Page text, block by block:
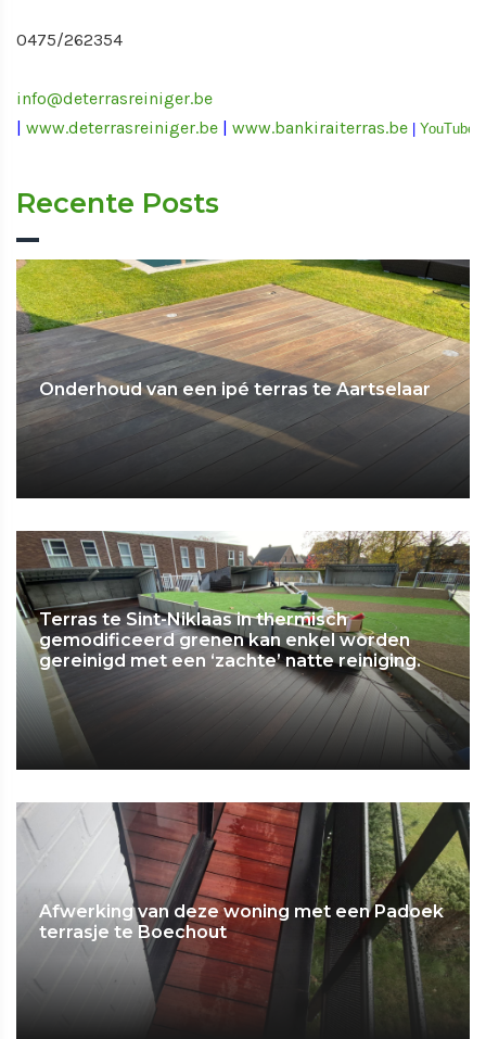
0475/262354
info@deterrasreiniger.be
| www.deterrasreiniger.be | www.bankiraiterras.be YouTube
Recente Posts
Onderhoud van een ipé terras te Aartselaar
Terras te Sint-Niklaas in thermisch
gemodificeerd grenen kan enkel worden
gereinigd met een ‘zachte’ natte reiniging.
Afwerking van deze woning met een Padoek
terrasje te Boechout